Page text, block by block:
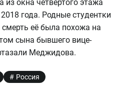
из окна четвёртого этажа
года. Родные студентки
смерть её была похожа на
сына бывшего вице-
Меджидова.
Россия